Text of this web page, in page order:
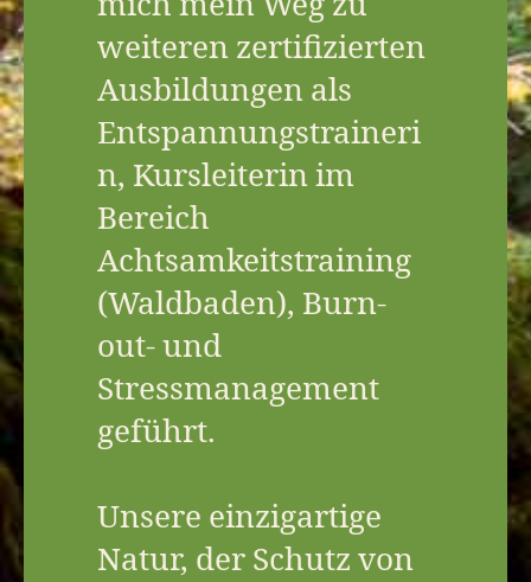
weiteren zertifizierten
Ausbildungen als
Entspannungstraineri
n, Kursleiterin im
Bereich
Achtsamkeitstraining
(Waldbaden), Burn-
out- und
Stressmanagement
geführt.
Unsere einzigartige
Natur, der Schutz von